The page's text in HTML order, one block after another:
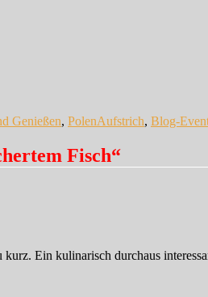
Genießen, PolenAufstrich, Blog-
Fisch“
Ein kulinarisch durchaus